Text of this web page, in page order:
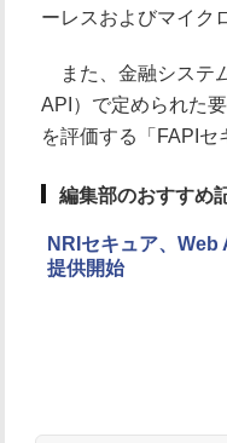
ーレスおよびマイク
また、金融システ
API）で定められた
を評価する「FAPIセ
編集部のおすすめ
NRIセキュア、Web
提供開始